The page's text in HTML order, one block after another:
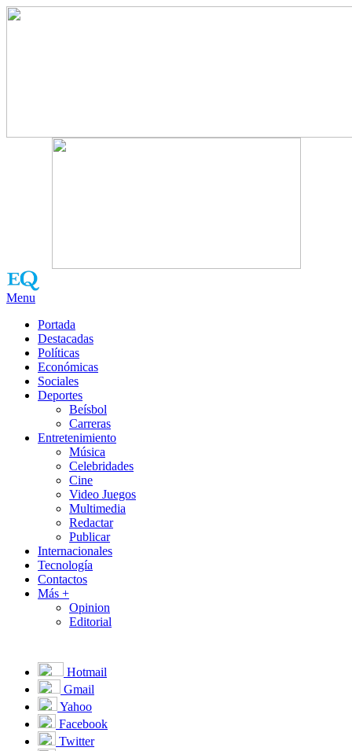
Menu
Portada
Destacadas
Políticas
Económicas
Sociales
Deportes
Beísbol
Carreras
Entretenimiento
Música
Celebridades
Cine
Video Juegos
Multimedia
Redactar
Publicar
Internacionales
Tecnología
Contactos
Más +
Opinion
Editorial
Hotmail
Gmail
Yahoo
Facebook
Twitter